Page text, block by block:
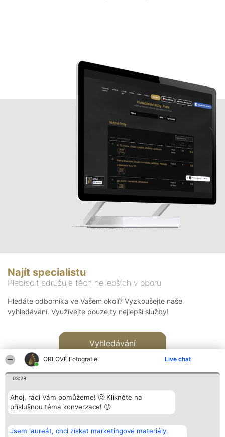
ORLOVÉ Fotografie Live chat
03:28
Ahoj, rádi Vám pomůžeme! 🙂 Klikněte na
příslušnou téma konverzace! 🙂
Jsem laureát, chci získat marketingové materiály.
Najít specialistu
Plebiscit sdružuje těch nejlepších v oboru
Hledáte odborníka ve Vašem okolí? Vyzkoušejte naše
vyhledávání. Využívejte pouze ty nejlepší služby!
Vyhledávání
Bright Side Solutions sp. z o.
o. sp. k.
Vítězové
Seznam všech
Kontakt